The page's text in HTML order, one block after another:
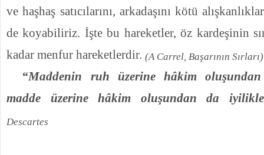
ve haşhaş satıcılarını, arkadaşını kötü
de koyabiliriz. İşte bu hareketler, öz kardeşinin
ka­dar menfur hareketlerdir. (A Carrel, Başarının Sırları)
“Maddenin ruh üzerine hâkim
madde üzerine hâkim oluşundan da
Descartes